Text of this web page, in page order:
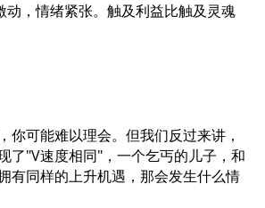
动，情绪紧张。触及利益比触及灵魂
你可能难以理会。但我们反过来讲，
了"V速度相同"，一个乞丐的儿子，和
有同样的上升机遇，那会发生什么情